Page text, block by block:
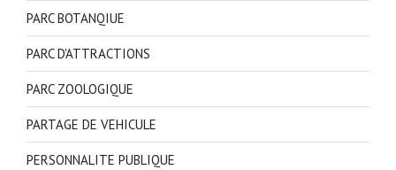
PARC BOTANQIUE
PARC D'ATTRACTIONS
PARC ZOOLOGIQUE
PARTAGE DE VEHICULE
PERSONNALITE PUBLIQUE